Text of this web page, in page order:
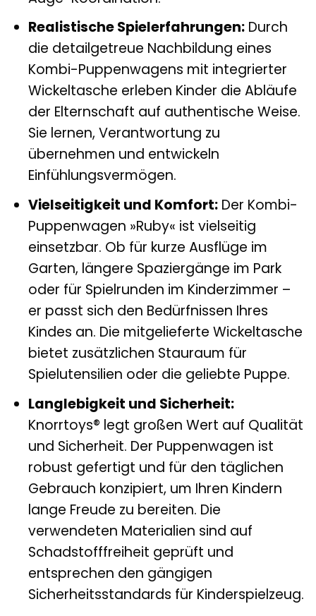
Realistische Spielerfahrungen:Durch
die detailgetreue Nachbildung eines
Kombi-Puppenwagens mit integrierter
Wickeltasche erleben Kinder die Abläufe
der Elternschaft auf authentische Weise.
Sie lernen, Verantwortung zu
übernehmen und entwickeln
Einfühlungsvermögen.
Vielseitigkeit und Komfort:Der Kombi-
Puppenwagen »Ruby« ist vielseitig
einsetzbar. Ob für kurze Ausflüge im
Garten, längere Spaziergänge im Park
oder für Spielrunden im Kinderzimmer –
er passt sich den Bedürfnissen Ihres
Kindes an. Die mitgelieferte Wickeltasche
bietet zusätzlichen Stauraum für
Spielutensilien oder die geliebte Puppe.
Langlebigkeit und Sicherheit:
Knorrtoys® legt großen Wert auf Qualität
und Sicherheit. Der Puppenwagen ist
robust gefertigt und für den täglichen
Gebrauch konzipiert, um Ihren Kindern
lange Freude zu bereiten. Die
verwendeten Materialien sind auf
Schadstofffreiheit geprüft und
entsprechen den gängigen
Sicherheitsstandards für Kinderspielzeug.